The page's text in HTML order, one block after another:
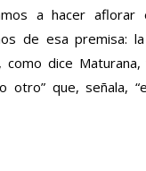
a hacer aflorar
de esa premisa:
dice Maturana,
otro” que, señala,